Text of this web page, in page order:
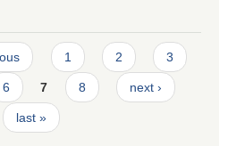
1 2 3
6 7 8 next ›
last »